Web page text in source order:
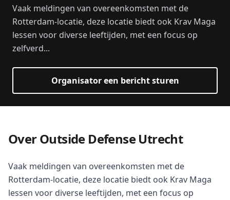
Vaak meldingen van overeenkomsten met de
Rotterdam-locatie, deze locatie biedt ook Krav Maga
lessen voor diverse leeftijden, met een focus op
zelfverd...
Organisator een bericht sturen
Over Outside Defense Utrecht
Vaak meldingen van overeenkomsten met de
Rotterdam-locatie, deze locatie biedt ook Krav Maga
lessen voor diverse leeftijden, met een focus op